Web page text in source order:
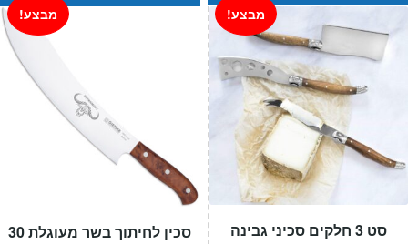
סכין לחיתוך בשר מעוגלת 30
מבצע!
סט 3 חלקים סכיני גבינה
מבצע!